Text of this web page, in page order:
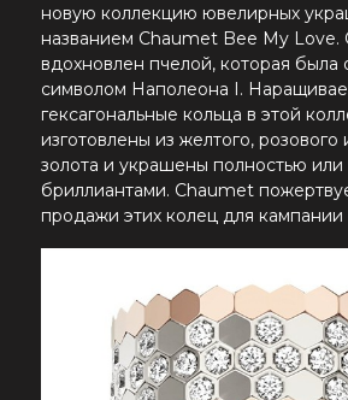
новую коллекцию ювелирных
названием Chaumet Bee My Love.
вдохновлен пчелой, которая
символом Наполеона I.
гексагональные кольца в этой
изготовлены из желтого, розового
золота и украшены полностью или
бриллиантами. Chaumet
продажи этих колец для кампании